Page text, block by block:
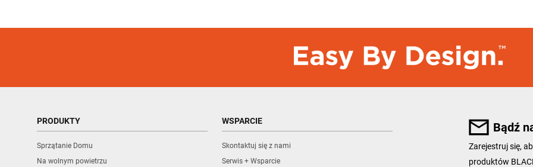
PRODUKTY
Sprzątanie Domu
Na wolnym powietrzu
WSPARCIE
Skontaktuj się z nami
Serwis + Wsparcie
Bądź
Zarejestruj się,
produktów